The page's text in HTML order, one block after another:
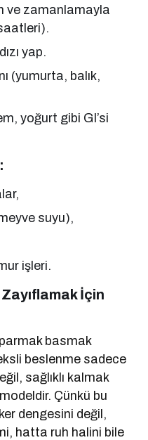
ve zamanlamayla
yap.
(yumurta, balık,
yoğurt gibi GI’si
suyu),
işleri.
İçin
basmak
beslenme sadece
sağlıklı kalmak
Çünkü bu
dengesini değil,
hatta ruh halini bile